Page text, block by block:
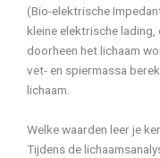
(Bio-elektrische
kleine elektrische lading,
doorheen het lichaam
vet- en spiermassa
lichaam.
Welke waarden leer je
Tijdens de